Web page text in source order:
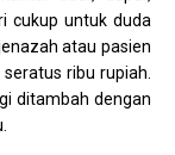
cukup untuk duda
atau pasien
ribu rupiah.
ditambah dengan